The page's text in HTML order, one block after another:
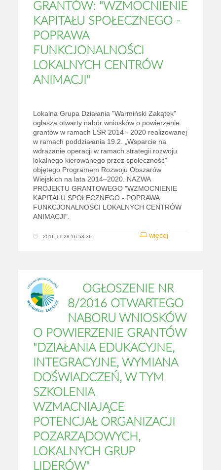
GRANTÓW: "WZMOCNIENIE
KAPITAŁU SPOŁECZNEGO -
POPRAWA
FUNKCJONALNOŚCI
LOKALNYCH CENTRÓW
ANIMACJI"
Lokalna Grupa Działania "Warmiński Zakątek"
ogłasza otwarty nabór wniosków o powierzenie
grantów w ramach LSR 2014 - 2020 realizowanej
w ramach poddziałania 19.2. „Wsparcie na
wdrażanie operacji w ramach strategii rozwoju
lokalnego kierowanego przez społeczność”
objętego Programem Rozwoju Obszarów
Wiejskich na lata 2014–2020. NAZWA
PROJEKTU GRANTOWEGO "WZMOCNIENIE
KAPITAŁU SPOŁECZNEGO - POPRAWA
FUNKCJONALNOŚCI LOKALNYCH CENTRÓW
ANIMACJI".
więcej
2016-11-28 16:58:36
OGŁOSZENIE NR
8/2016 OTWARTEGO
NABORU WNIOSKÓW
O POWIERZENIE GRANTÓW
"DZIAŁANIA EDUKACYJNE,
INTEGRACYJNE, WYMIANA
DOŚWIADCZEŃ, W TYM
SZKOLENIA
WZMACNIAJĄCE
POTENCJAŁ ORGANIZACJI
POZARZĄDOWYCH,
LOKALNYCH GRUP
LIDERÓW"